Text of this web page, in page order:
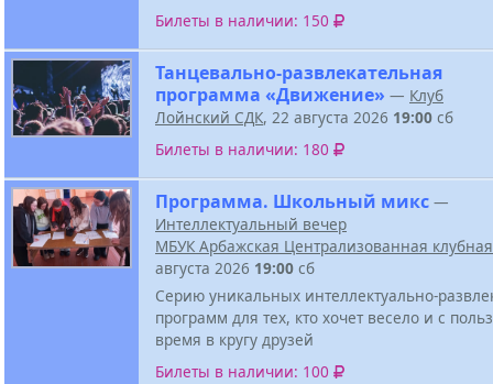
Билеты в наличии: 150
Танцевально-развлекательная
программа «Движение» — Клуб
Лойнский СДК, 22 августа 2026 19:00 сб
Билеты в наличии: 180
Программа. Школьный микс —
Интеллектуальный вечер
МБУК Арбажская Централизованная
августа 2026 19:00 сб
Серию уникальных интеллектуально-
программ для тех, кто хочет весело и с
время в кругу друзей
Билеты в наличии: 100